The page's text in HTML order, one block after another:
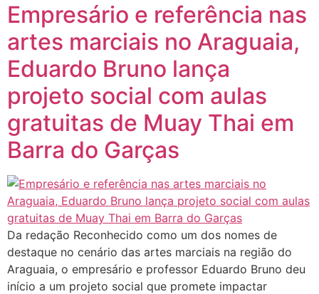
Empresário e referência nas
artes marciais no Araguaia,
Eduardo Bruno lança
projeto social com aulas
gratuitas de Muay Thai em
Barra do Garças
Da redação Reconhecido como um dos nomes de
destaque no cenário das artes marciais na região do
Araguaia, o empresário e professor Eduardo Bruno deu
início a um projeto social que promete impactar